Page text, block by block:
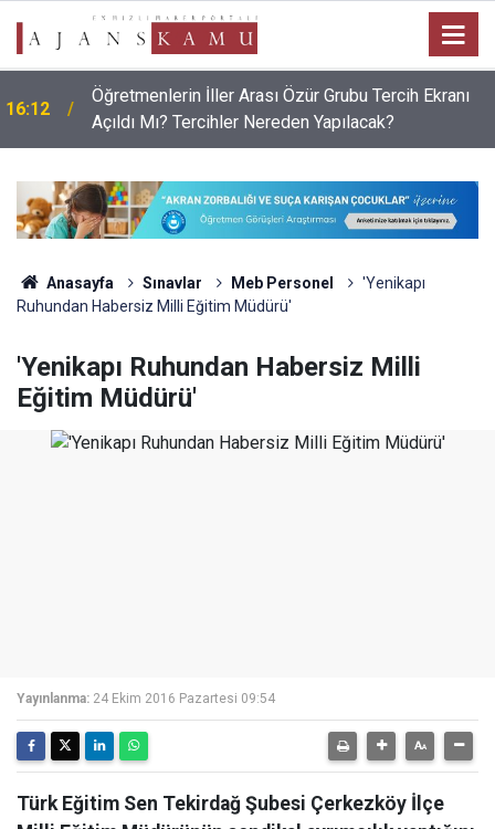
16:12
Öğretmenlerin İller Arası Özür Grubu Tercih Ekranı
Açıldı Mı? Tercihler Nereden Yapılacak?
Anasayfa Sınavlar Meb Personel
'Yenikapı
Ruhundan Habersiz Milli Eğitim Müdürü'
'Yenikapı Ruhundan Habersiz Milli
Eğitim Müdürü'
Yayınlanma: 24 Ekim 2016 Pazartesi 09:54
Türk Eğitim Sen Tekirdağ Şubesi Çerkezköy İlçe